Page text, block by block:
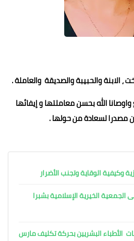
، الابنة والحبيبة والصديقة والعاملة .
الله بحسن معاملتها و إيفائها
مصدرا لسعادة من حولها .
وكيفية الوقاية وتجنب الأضرار
الخيرية الإسلامية بشبرا
الأطباء البشريين بحركة تكليف مارس